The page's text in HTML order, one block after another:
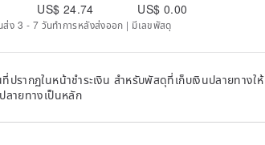
US$ 24.74 US$ 0.00
ง 3 - 7 วันทำการหลังส่งออก | มีเลขพัสดุ
ปรากฏในหน้าชำระเงิน สำหรับพัสดุที่เก็บเงินปลายทางให้
ลายทางเป็นหลัก